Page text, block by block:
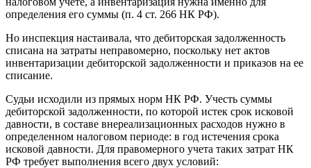
определения его суммы (п. 4 ст. 266 НК РФ).
Но инспекция настаивала, что дебиторская задолженность
списана на затраты неправомерно, поскольку нет актов
инвентаризации дебиторской задолженности и приказов на ее
списание.
Судьи исходили из прямых норм НК РФ. Учесть суммы
дебиторской задолженности, по которой истек срок исковой
давности, в составе внереализационных расходов нужно в
определенном налоговом периоде: в год истечения срока
исковой давности. Для правомерного учета таких затрат НК
РФ требует выполнения всего двух условий: